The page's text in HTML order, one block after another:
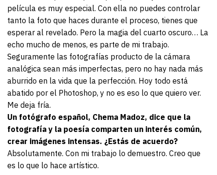
película es muy especial. Con ella no puedes controlar
tanto la foto que haces durante el proceso, tienes que
esperar al revelado. Pero la magia del cuarto oscuro… La
echo mucho de menos, es parte de mi trabajo.
Seguramente las fotografías producto de la cámara
analógica sean más imperfectas, pero no hay nada más
aburrido en la vida que la perfección. Hoy todo está
abatido por el Photoshop, y no es eso lo que quiero ver.
Me deja fría.
Un fotógrafo español, Chema Madoz, dice que la
fotografía y la poesía comparten un interés común,
crear imágenes intensas. ¿Estás de acuerdo?
Absolutamente. Con mi trabajo lo demuestro. Creo que
es lo que lo hace artístico.